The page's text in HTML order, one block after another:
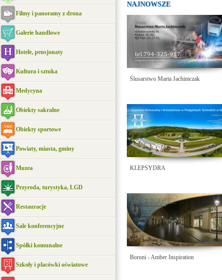
Filmy i panoramy z drona
Galerie handlowe
Hotele, pensjonaty
Kultura i sztuka
Medycyna
Obiekty sakralne
Obiekty sportowe
Powiaty, miasta, gminy
Muzea
Przyroda, turystyka, LGD
Restauracje
Sale konferencyjne
Spółki komunalne
Szkoły i placówki oświatowe
NAJNOWSZE
Ślusarstwo Marta Jachimczak
KLEPSYDRA
Boruni - Amber Inspiration